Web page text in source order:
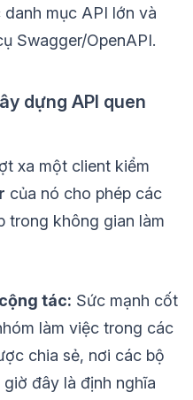
mục API lớn và
Swagger/OpenAPI.
dựng API quen
xa một client kiểm
của nó cho phép các
trong không gian làm
tác: Sức mạnh cốt
làm việc trong các
chia sẻ, nơi các bộ
đây là định nghĩa